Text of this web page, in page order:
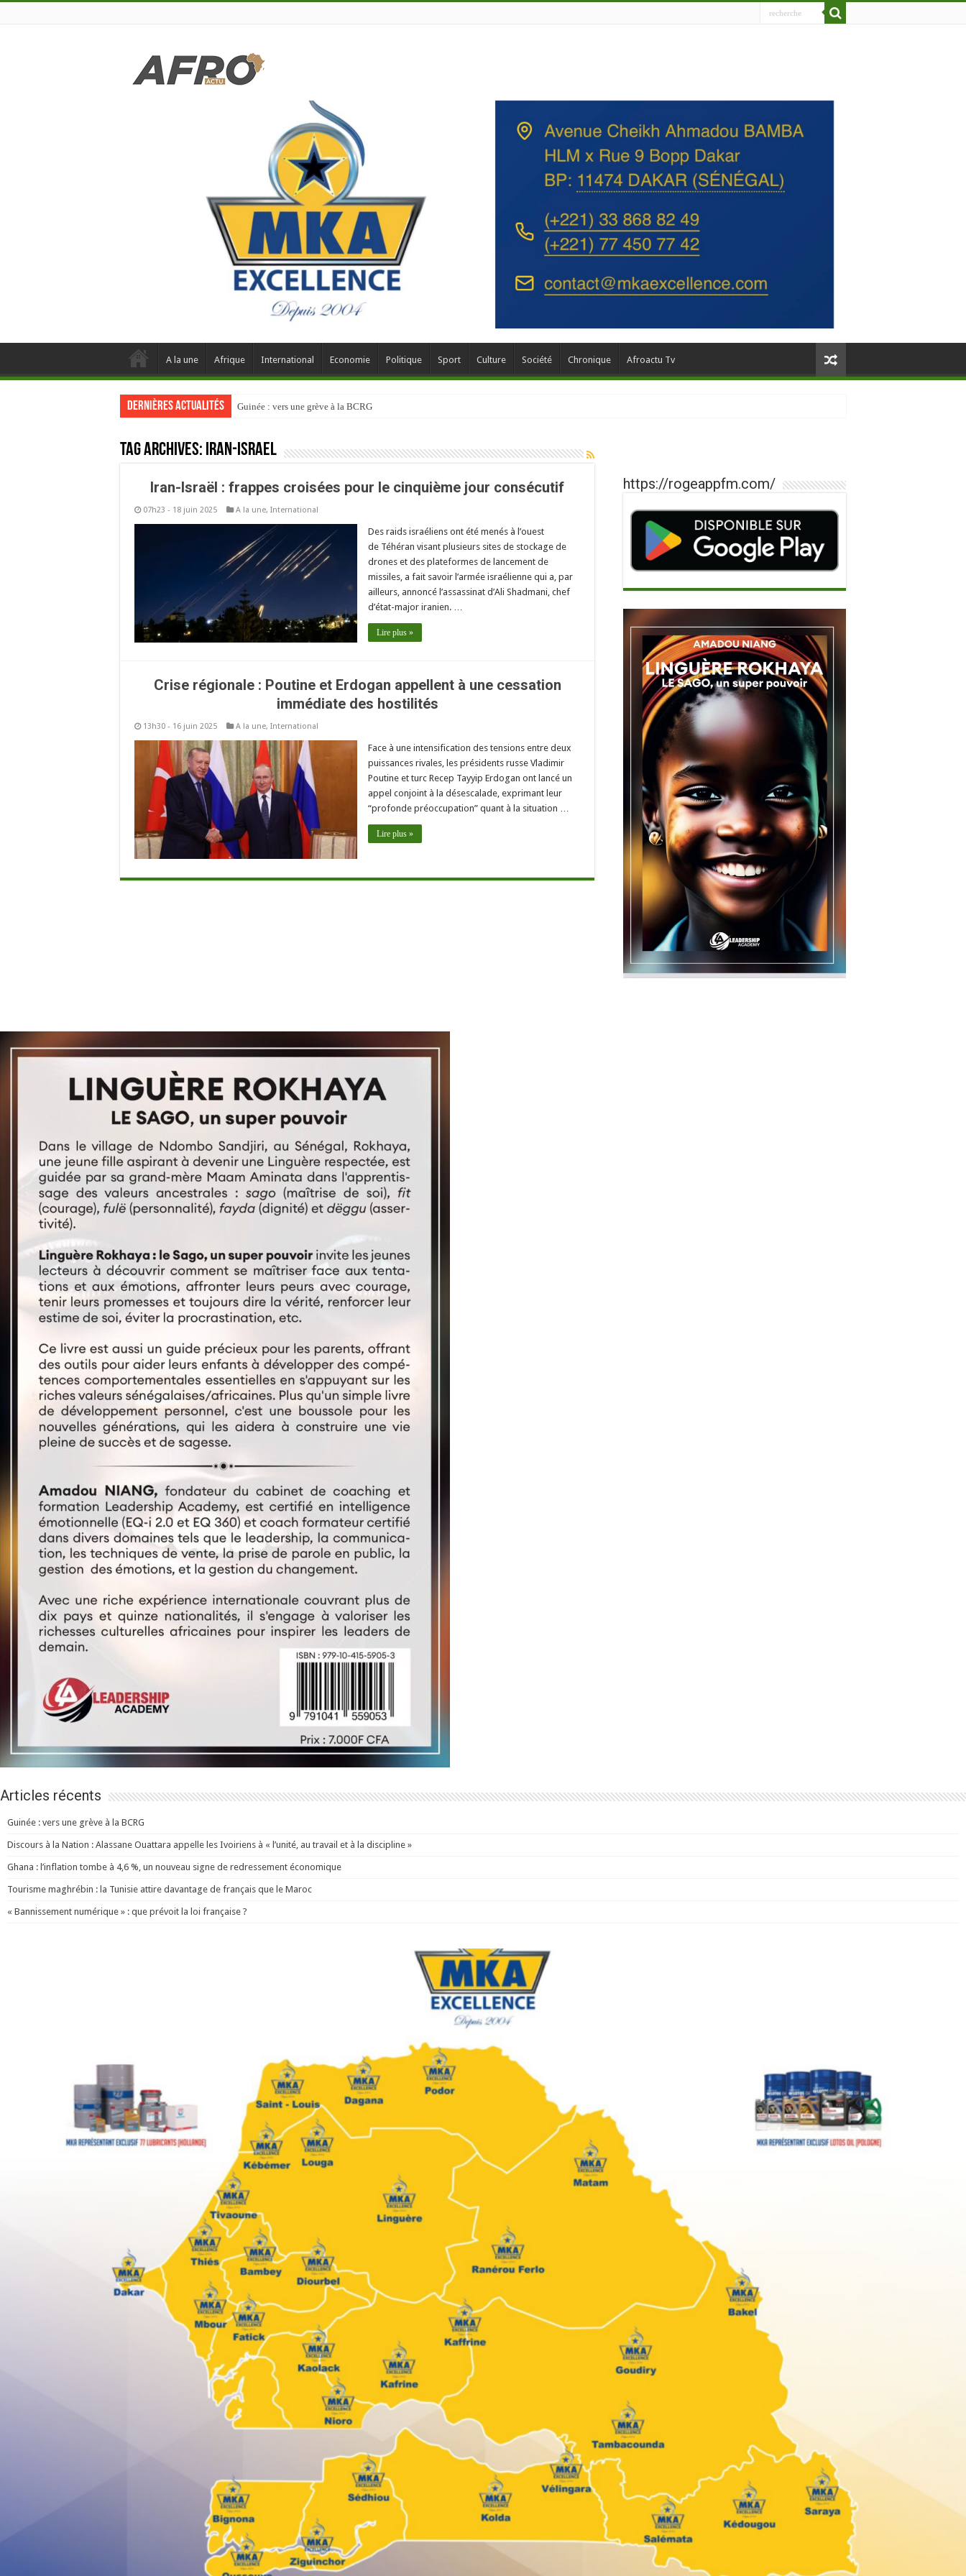
A la une Afrique International Economie Politique Sport Culture Société Chronique Afroactu Tv
Dernières actualités Guinée : vers une grève à la BCRG
Tag Archives: Iran-Israel
Iran-Israël : frappes croisées pour le cinquième jour consécutif
07h23 - 18 juin 2025 A la une, International
Des raids israéliens ont été menés à l’ouest
de Téhéran visant plusieurs sites de stockage de
drones et des plateformes de lancement de
missiles, a fait savoir l’armée israélienne qui a, par
ailleurs, annoncé l’assassinat d’Ali Shadmani, chef
d’état-major iranien. …
Lire plus »
Crise régionale : Poutine et Erdogan appellent à une cessation
immédiate des hostilités
13h30 - 16 juin 2025 A la une, International
Face à une intensification des tensions entre deux
puissances rivales, les présidents russe Vladimir
Poutine et turc Recep Tayyip Erdogan ont lancé un
appel conjoint à la désescalade, exprimant leur
“profonde préoccupation” quant à la situation …
Lire plus »
https://rogeappfm.com/
Articles récents
Guinée : vers une grève à la BCRG
Discours à la Nation : Alassane Ouattara appelle les Ivoiriens à « l’unité, au travail et à la discipline »
Ghana : l’inflation tombe à 4,6 %, un nouveau signe de redressement économique
Tourisme maghrébin : la Tunisie attire davantage de français que le Maroc
« Bannissement numérique » : que prévoit la loi française ?